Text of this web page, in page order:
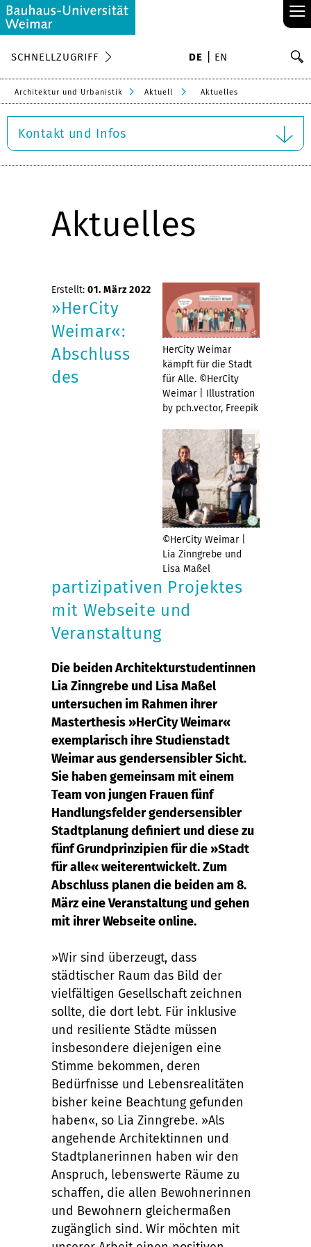
≡
SCHNELLZUGRIFF DE EN
Architektur und Urbanistik Aktuell Aktuelles
Kontakt und Infos
Aktuelles
HerCity Weimar
kämpft für die Stadt
für Alle. ©HerCity
Weimar | Illustration
by pch.vector, Freepik
©HerCity Weimar |
Lia Zinngrebe und
Lisa Maßel
Erstellt: 01. März 2022
»HerCity
Weimar«:
Abschluss
des
partizipativen Projektes
mit Webseite und
Veranstaltung
Die beiden Architekturstudentinnen
Lia Zinngrebe und Lisa Maßel
untersuchen im Rahmen ihrer
Masterthesis »HerCity Weimar«
exemplarisch ihre Studienstadt
Weimar aus gendersensibler Sicht.
Sie haben gemeinsam mit einem
Team von jungen Frauen fünf
Handlungsfelder gendersensibler
Stadtplanung definiert und diese zu
fünf Grundprinzipien für die »Stadt
für alle« weiterentwickelt. Zum
Abschluss planen die beiden am 8.
März eine Veranstaltung und gehen
mit ihrer Webseite online.
»Wir sind überzeugt, dass
städtischer Raum das Bild der
vielfältigen Gesellschaft zeichnen
sollte, die dort lebt. Für inklusive
und resiliente Städte müssen
insbesondere diejenigen eine
Stimme bekommen, deren
Bedürfnisse und Lebensrealitäten
bisher keine Beachtung gefunden
haben«, so Lia Zinngrebe. »Als
angehende Architektinnen und
Stadtplanerinnen haben wir den
Anspruch, lebenswerte Räume zu
schaffen, die allen Bewohnerinnen
und Bewohnern gleichermaßen
zugänglich sind. Wir möchten mit